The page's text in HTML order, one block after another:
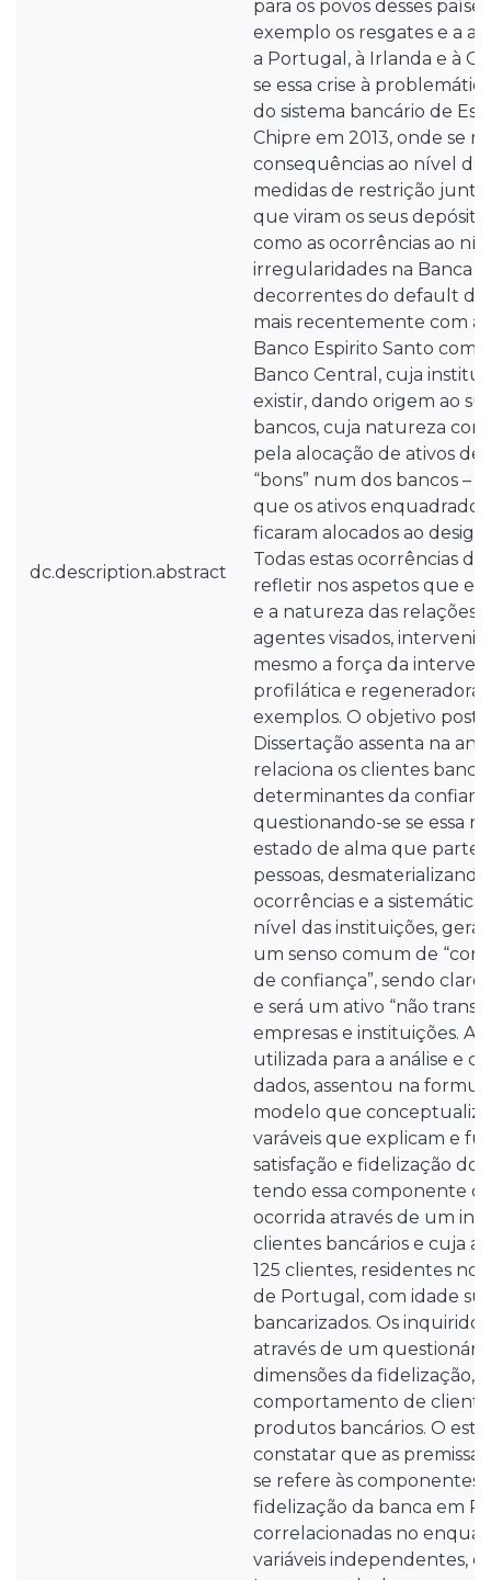
dc.description.abstract
para os povos desses
exemplo os resgates e a
a Portugal, à Irlanda e à
se essa crise à
do sistema bancário de
Chipre em 2013, onde se
consequências ao nível
medidas de restrição
que viram os seus
como as ocorrências ao
irregularidades na Banca
decorrentes do default do
mais recentemente com a
Banco Espirito Santo com
Banco Central, cuja
existir, dando origem ao
bancos, cuja natureza
pela alocação de ativos
“bons” num dos bancos –
que os ativos
ficaram alocados ao
Todas estas ocorrências
refletir nos aspetos que
e a natureza das relações
agentes visados,
mesmo a força da
profilática e regeneradora
exemplos. O objetivo
Dissertação assenta na
relaciona os clientes
determinantes da
questionando-se se essa
estado de alma que parte
pessoas,
ocorrências e a
nível das instituições,
um senso comum de
de confiança”, sendo
e será um ativo “não
empresas e instituições. A
utilizada para a análise e
dados, assentou na
modelo que
varáveis que explicam e
satisfação e fidelização
tendo essa componente
ocorrida através de um
clientes bancários e cuja
125 clientes, residentes
de Portugal, com idade
bancarizados. Os
através de um
dimensões da fidelização,
comportamento de
produtos bancários. O
constatar que as
se refere às componentes
fidelização da banca em
correlacionadas no
variáveis independentes,